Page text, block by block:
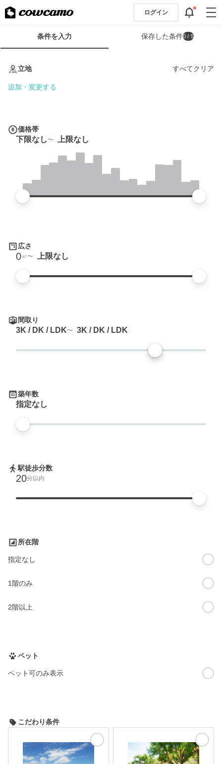
ログイン
条
条件を入力 保存した条件0 / 5
立地 すべてクリア
追加・変更する
価格帯
下限なし 上限なし
広さ
0㎡ 上限なし
間取り
3K / DK / LDK 3K / DK / LDK
築年数
指定なし
駅徒歩分数
20分以内
所在階
指定なし
1階のみ
2階以上
ペット
ペット可のみ表示
こだわり条件